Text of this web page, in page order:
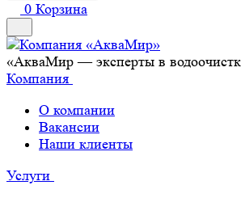
0 Корзина
«АкваМир — эксперты в
Компания
О компании
Вакансии
Наши клиенты
Услуги